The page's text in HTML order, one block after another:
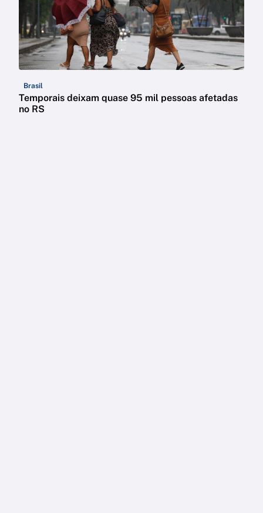
Brasil
Temporais deixam quase 95 mil pessoas afetadas
no RS